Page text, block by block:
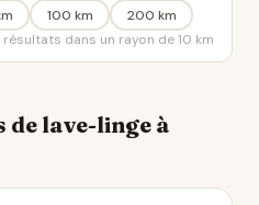
100 km
200 km
résultats dans un rayon de 10 km
lave-linge à